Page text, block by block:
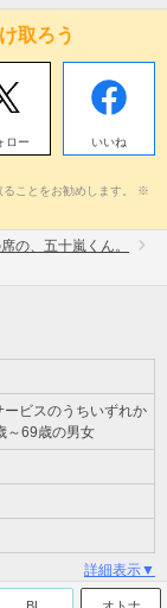
取ろう
ロー いいね
ることをお勧めします。 ※
の、五十嵐くん。
ビスのうちいずれか
～69歳の男女
詳細表示▼